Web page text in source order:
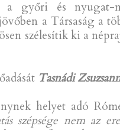
győri és nyugat-
a Társaság a
szélesítik ki a
Tasnádi
helyet adó
szépsége nem az